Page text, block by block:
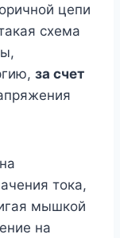
цепи
схема
за счет
тока,
мышкой
на